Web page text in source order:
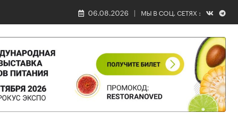
06.08.2026 МЫ В СОЦ. СЕТЯХ :